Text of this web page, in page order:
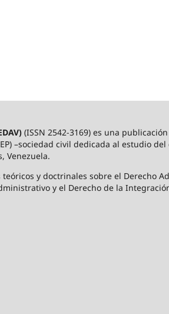
(ISSN 2542-3169) es una
–sociedad civil dedicada al estudio
Venezuela.
teóricos y doctrinales sobre el Derecho
y el Derecho de la